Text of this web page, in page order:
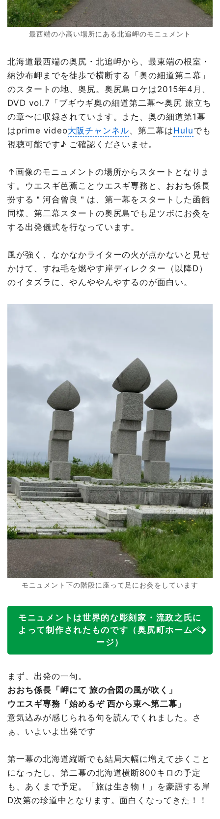
最西端の小高い場所にある北追岬のモニュメント
北海道最西端の奥尻・北追岬から、最東端の根室・
納沙布岬までを徒歩で横断する「奥の細道第ニ幕」
のスタートの地、奥尻。奥尻島ロケは2015年4月、
DVD vol.7「ブギウギ奥の細道第二幕〜奥尻 旅立ち
の章〜に収録されています。また、奥の細道第1幕
はprime video大阪チャンネル、第二幕はHuluでも
視聴可能です♪ ご確認くださいませ。
↑画像のモニュメントの場所からスタートとなりま
す。ウエスギ芭蕉ことウエスギ専務と、おおち係長
扮する＂河合曾良＂は、第一幕をスタートした函館
同様、第二幕スタートの奥尻島でも足ツボにお灸を
する出発儀式を行なっています。
風が強く、なかなかライターの火が点かないと見せ
かけて、すね毛を燃やす岸ディレクター（以降D）
のイタズラに、やんややんやするのが面白い。
モニュメント下の階段に座って足にお灸をしています
モニュメントは世界的な彫刻家・流政之氏に
よって制作されたものです（奥尻町ホームペ
ージ）
まず、出発の一句。
おおち係長「岬にて 旅の合図の風が吹く」
ウエスギ専務「始めるぞ 西から東へ第二幕」
意気込みが感じられる句を読んでくれました。さ
ぁ、いよいよ出発です
第一幕の北海道縦断でも結局大幅に増えて歩くこと
になったし、第二幕の北海道横断800キロの予定
も、あくまで予定。「旅は生き物！」を豪語する岸
D次第の珍道中となります。面白くなってきた！！